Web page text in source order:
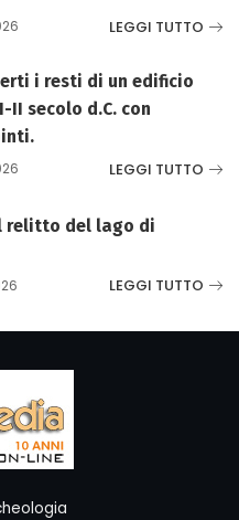
LEGGI TUTTO
i resti di un edificio
II secolo d.C. con
LEGGI TUTTO
Il relitto del lago di
LEGGI TUTTO